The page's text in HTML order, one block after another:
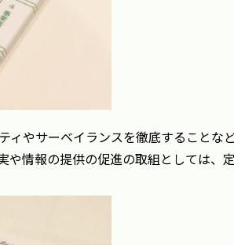
ィやサーベイランスを徹底することな
や情報の提供の促進の取組としては、